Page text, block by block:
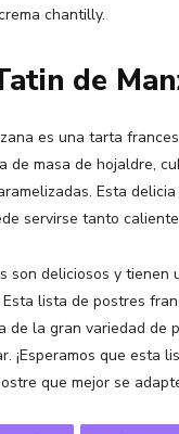
chantilly.
de
es una tarta
de masa de hojaldre,
Esta
servirse tanto
son deliciosos y tienen
lista de postres
de la gran variedad de
¡Esperamos que esta
que mejor se